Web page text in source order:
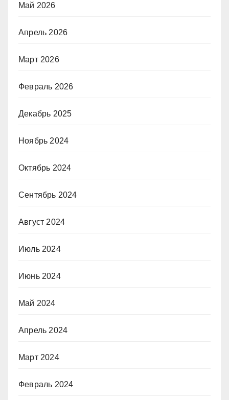
Май 2026
Апрель 2026
Март 2026
Февраль 2026
Декабрь 2025
Ноябрь 2024
Октябрь 2024
Сентябрь 2024
Август 2024
Июль 2024
Июнь 2024
Май 2024
Апрель 2024
Март 2024
Февраль 2024